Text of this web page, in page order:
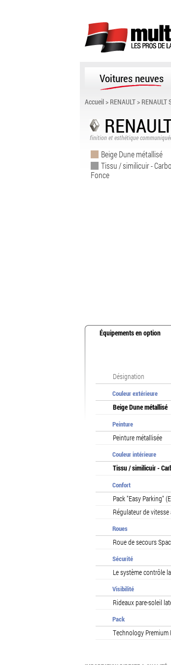
Voitures neuves
Accueil> RENAULT> RENAULT
finition et esthétique
Beige Dune métallisé
Tissu / similicuir -
Fonce
Équipements en option
Désignation
Couleur extérieure
Beige Dune métallisé
Peinture
Peinture métallisée
Couleur intérieure
Tissu / similicuir -
Confort
Pack "Easy Parking"
Régulateur de
Roues
Roue de secours
Sécurité
Le système contrôle
Visibilité
Rideaux pare-soleil
Pack
Technology Premium